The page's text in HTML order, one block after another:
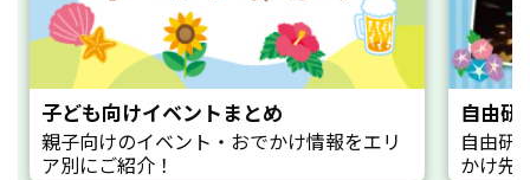
子ども向けイベントまとめ
親子向けのイベント・おでかけ情報をエリ
ア別にご紹介！
自由研
自由研
かけ先